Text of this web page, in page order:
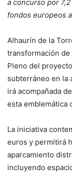
a concurso por
fondos europeos
Alhaurín de la
transformación
Pleno del
subterráneo en la
irá acompañada
esta emblemática
La iniciativa
euros y permitirá
aparcamiento
incluyendo